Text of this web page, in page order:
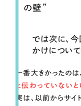
の壁”
では次に、
かけについ
一番大きかったのは、
と伝わっていない
実は、以前からサ